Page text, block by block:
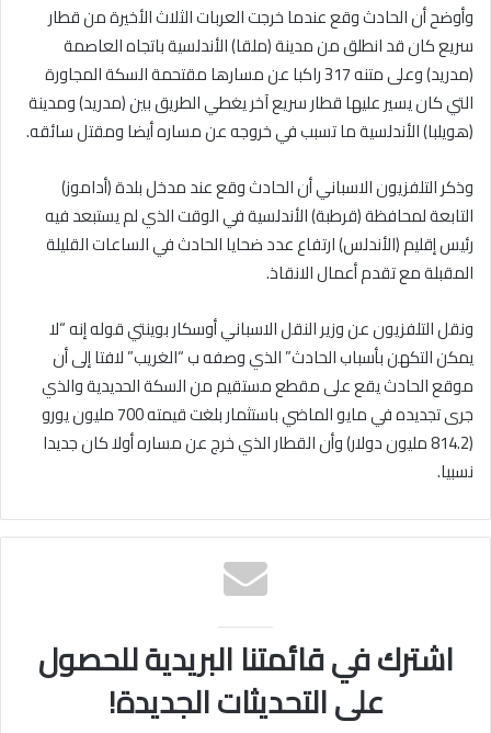
وأوضح أن الحادث وقع عندما خرجت العربات الثلاث الأخيرة من قطار
سريع كان قد انطلق من مدينة (ملقا) الأندلسية باتجاه العاصمة
(مدريد) وعلى متنه 317 راكبا عن مسارها مقتحمة السكة المجاورة
التي كان يسير عليها قطار سريع آخر يغطي الطريق بين (مدريد) ومدينة
(هويلبا) الأندلسية ما تسبب في خروجه عن مساره أيضا ومقتل سائقه.
وذكر التلفزيون الاسباني أن الحادث وقع عند مدخل بلدة (أداموز)
التابعة لمحافظة (قرطبة) الأندلسية في الوقت الذي لم يستبعد فيه
رئيس إقليم (الأندلس) ارتفاع عدد ضحايا الحادث في الساعات القليلة
المقبلة مع تقدم أعمال الانقاذ.
ونقل التلفزيون عن وزير النقل الاسباني أوسكار بوينتي قوله إنه “لا
يمكن التكهن بأسباب الحادث” الذي وصفه ب “الغريب” لافتا إلى أن
موقع الحادث يقع على مقطع مستقيم من السكة الحديدية والذي
جرى تجديده في مايو الماضي باستثمار بلغت قيمته 700 مليون يورو
(814.2 مليون دولار) وأن القطار الذي خرج عن مساره أولا كان جديدا
نسبيا.
اشترك في قائمتنا البريدية للحصول
على التحديثات الجديدة!